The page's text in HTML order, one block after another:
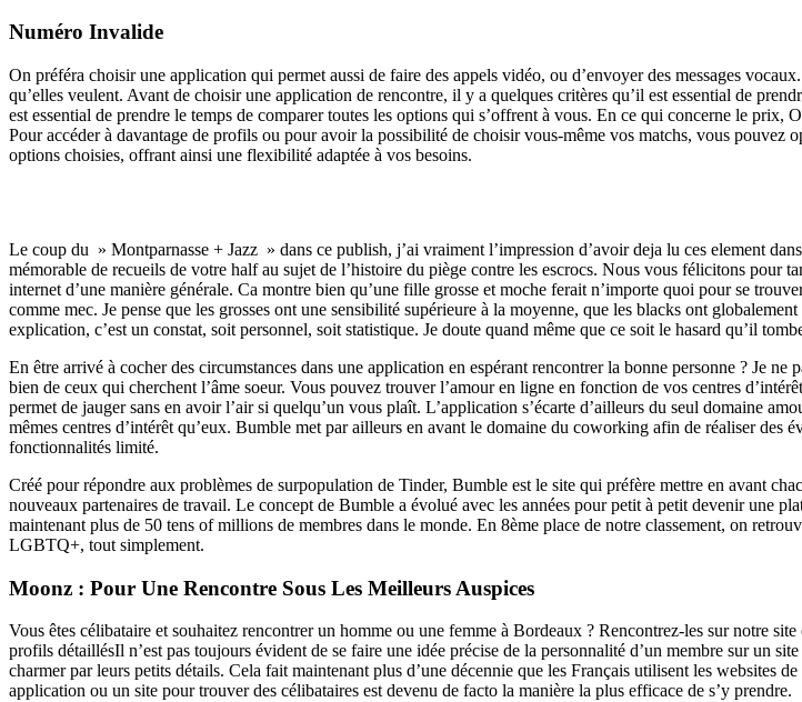
Numéro Invalide
On préféra choisir une application qui permet aussi de faire des appels vidéo, ou d’envoyer des messages
qu’elles veulent. Avant de choisir une application de rencontre, il y a quelques critères qu’il est essential de
est essential de prendre le temps de comparer toutes les options qui s’offrent à vous. En ce qui concerne le
Pour accéder à davantage de profils ou pour avoir la possibilité de choisir vous-même vos matchs, vous
options choisies, offrant ainsi une flexibilité adaptée à vos besoins.
Le coup du » Montparnasse + Jazz » dans ce publish, j’ai vraiment l’impression d’avoir deja lu ces element
mémorable de recueils de votre half au sujet de l’histoire du piège contre les escrocs. Nous vous félicitons pour
internet d’une manière générale. Ca montre bien qu’une fille grosse et moche ferait n’importe quoi pour se
comme mec. Je pense que les grosses ont une sensibilité supérieure à la moyenne, que les blacks ont
explication, c’est un constat, soit personnel, soit statistique. Je doute quand même que ce soit le hasard qu’il
En être arrivé à cocher des circumstances dans une application en espérant rencontrer la bonne personne ? Je
bien de ceux qui cherchent l’âme soeur. Vous pouvez trouver l’amour en ligne en fonction de vos centres
permet de jauger sans en avoir l’air si quelqu’un vous plaît. L’application s’écarte d’ailleurs du seul domaine
mêmes centres d’intérêt qu’eux. Bumble met par ailleurs en avant le domaine du coworking afin de réaliser
fonctionnalités limité.
Créé pour répondre aux problèmes de surpopulation de Tinder, Bumble est le site qui préfère mettre en avant
nouveaux partenaires de travail. Le concept de Bumble a évolué avec les années pour petit à petit devenir une
maintenant plus de 50 tens of millions de membres dans le monde. En 8ème place de notre classement, on
LGBTQ+, tout simplement.
Moonz : Pour Une Rencontre Sous Les Meilleurs Auspices
Vous êtes célibataire et souhaitez rencontrer un homme ou une femme à Bordeaux ? Rencontrez-les sur notre
profils détaillésIl n’est pas toujours évident de se faire une idée précise de la personnalité d’un membre sur un
charmer par leurs petits détails. Cela fait maintenant plus d’une décennie que les Français utilisent les websites
application ou un site pour trouver des célibataires est devenu de facto la manière la plus efficace de s’y prendre.